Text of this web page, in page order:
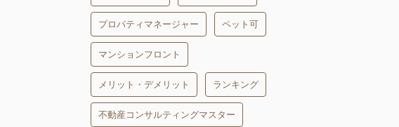
プロパティマネージャー ペット可
マンションフロント
メリット・デメリット ランキング
不動産コンサルティングマスター